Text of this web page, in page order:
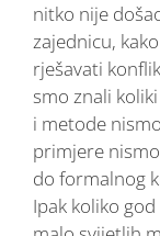
nitko nije
zajednicu,
rješavati
smo znali
i metode
primjere
do formalnog
Ipak koliko